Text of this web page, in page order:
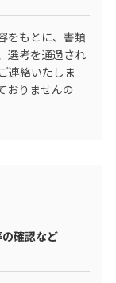
をもとに、書類
選考を通過され
連絡いたしま
おりませんの
確認など